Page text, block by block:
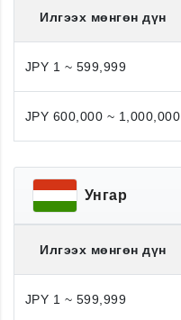
Илгээх мөнгөн дүн
JPY 1 ~ 599,999
JPY 600,000 ~ 1,000,000
Унгар
Илгээх мөнгөн дүн
JPY 1 ~ 599,999